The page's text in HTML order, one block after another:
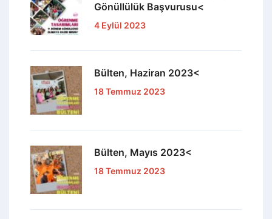
Gönüllülük Başvurusu<
4 Eylül 2023
Bülten, Haziran 2023<
18 Temmuz 2023
Bülten, Mayıs 2023<
18 Temmuz 2023